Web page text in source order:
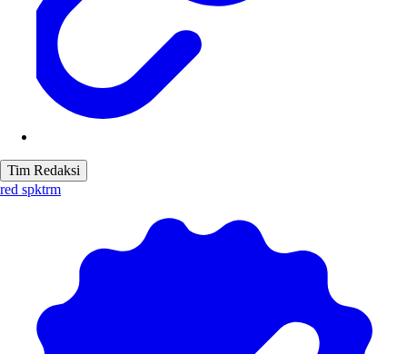
Tim Redaksi
red spktrm